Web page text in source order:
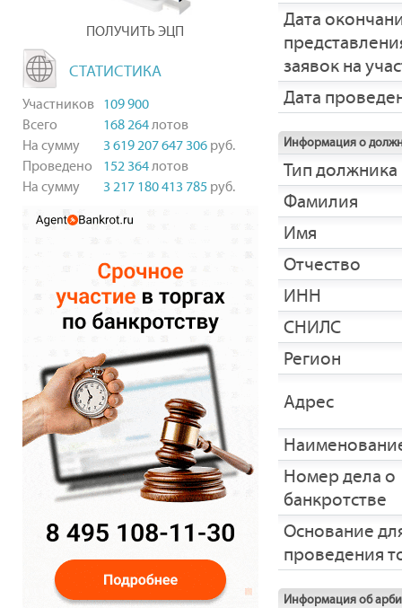
ПОЛУЧИТЬ ЭЦП
СТАТИСТИКА
Участников 109 900
Всего
168 264лотов
На сумму
3 619 207 647 306 руб.
Проведено
152 364лотов
На сумму
3 217 180 413 785 руб.
Дата
заявок на
Дата
Информация о
Тип должника
Фамилия
Имя
Отчество
ИНН
СНИЛС
Регион
Адрес
Номер дела о
банкротстве
Основание
проведения
Информация об